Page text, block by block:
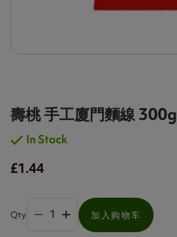
壽桃 手工廈門麵線 300g
In Stock
£1.44
Qty 加入购物车